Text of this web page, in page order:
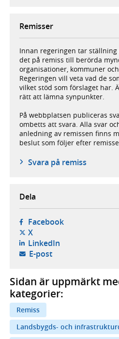
Remisser
Innan regeringen tar
det på remiss till berörda
organisationer, kommuner
Regeringen vill veta vad de
vilket stöd som förslaget har.
rätt att lämna synpunkter.
På webbplatsen publiceras
ombetts att svara. Alla svar
anledning av remissen finns
beslut som följer efter
Svara på remiss
Dela
Facebook- öppnas i ny
X- öppnas i ny flik,
LinkedIn- öppnas i ny
E-post- öppnar din e-
Sidan är uppmärkt
kategorier:
Remiss
Landsbygds- och